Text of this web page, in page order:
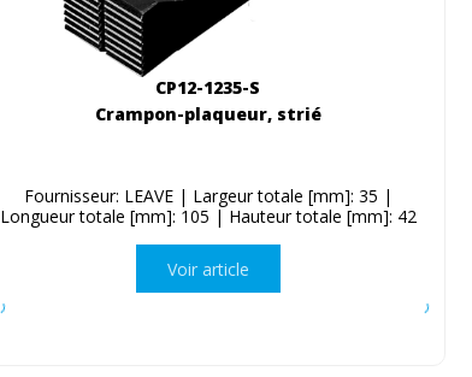
CP12-1235-S
Crampon-plaqueur, strié
Fournisseur: LEAVE | Largeur totale [mm]: 35 |
Longueur totale [mm]: 105 | Hauteur totale [mm]: 42
Voir article